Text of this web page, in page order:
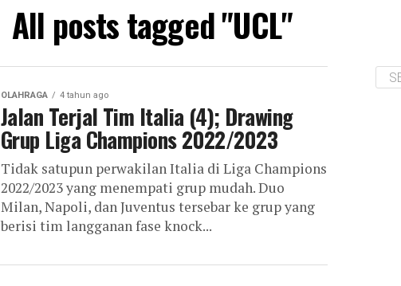
All posts tagged "UCL"
OLAHRAGA 4 tahun ago
Jalan Terjal Tim Italia (4); Drawing
Grup Liga Champions 2022/2023
Tidak satupun perwakilan Italia di Liga Champions
2022/2023 yang menempati grup mudah. Duo
Milan, Napoli, dan Juventus tersebar ke grup yang
berisi tim langganan fase knock...